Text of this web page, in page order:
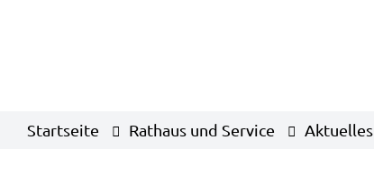
Startseite Rathaus und Service Aktuelles